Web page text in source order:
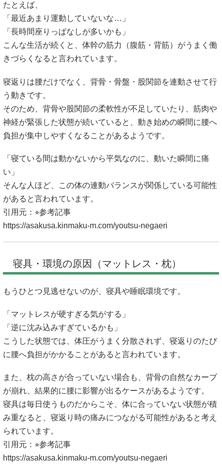
たとえば、
「最近あまり運動していないな…」
「長時間座りっぱなしが多いかも」
こんな生活が続くと、体幹の筋力（腹筋・背筋）がうまく働
きづらくなると言われています。
寝返りは腰だけでなく、背骨・骨盤・股関節を連動させて行
う動きです。
そのため、背骨や股関節の柔軟性が不足していたり、筋肉や
神経が緊張した状態が続いていると、動き始めの瞬間に腰へ
負担が集中しやすくなることがあるようです。
「寝ている間は動かないから平気なのに、動いた瞬間に痛
い」
そんな人ほど、この体の連動バランスが関係している可能性
があると言われています。
引用元：⭐︎参考記事
https://asakusa.kinmaku-m.com/youtsu-negaeri
寝具・環境の原因（マットレス・枕）
もうひとつ見逃せないのが、寝具や睡眠環境です。
「マットレスが硬すぎる気がする」
「逆に沈み込みすぎているかも」
こうした状態では、体圧がうまく分散されず、寝返りのたび
に腰へ負担がかかることがあると言われています。
また、枕の高さが合っていない場合も、背骨の自然なカーブ
が崩れ、結果的に腰に影響が出るケースがあるようです。
寝具は毎日使うものだからこそ、体に合っていない状態が積
み重なると、寝返り時の痛みにつながる可能性があると考え
られています。
引用元：⭐︎参考記事
https://asakusa.kinmaku-m.com/youtsu-negaeri